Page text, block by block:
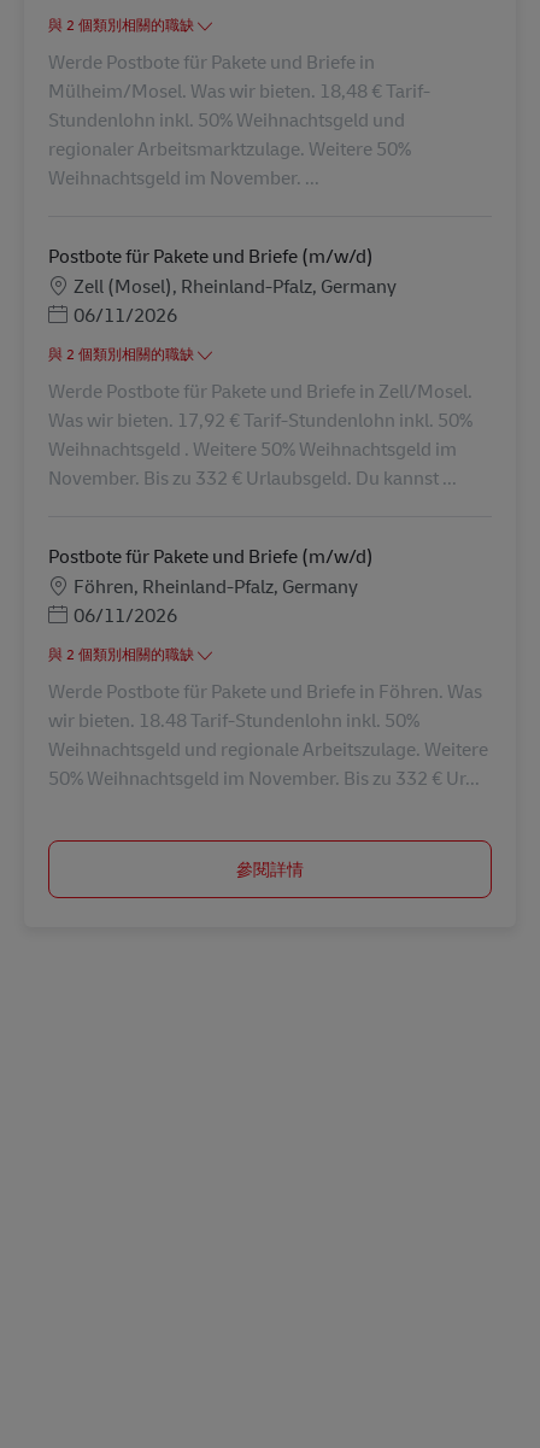
與 2 個類別相關的職缺
Werde Postbote für Pakete und Briefe in
Mülheim/Mosel. Was wir bieten. 18,48 € Tarif-
Stundenlohn inkl. 50% Weihnachtsgeld und
regionaler Arbeitsmarktzulage. Weitere 50%
Weihnachtsgeld im November. ...
Postbote für Pakete und Briefe (m/w/d)
地點Zell (Mosel), Rheinland-Pfalz, Germany
Posted Date
06/11/2026
與 2 個類別相關的職缺
Werde Postbote für Pakete und Briefe in Zell/Mosel.
Was wir bieten. 17,92 € Tarif-Stundenlohn inkl. 50%
Weihnachtsgeld . Weitere 50% Weihnachtsgeld im
November. Bis zu 332 € Urlaubsgeld. Du kannst ...
Postbote für Pakete und Briefe (m/w/d)
地點Föhren, Rheinland-Pfalz, Germany
Posted Date
06/11/2026
與 2 個類別相關的職缺
Werde Postbote für Pakete und Briefe in Föhren. Was
wir bieten. 18.48 Tarif-Stundenlohn inkl. 50%
Weihnachtsgeld und regionale Arbeitszulage. Weitere
50% Weihnachtsgeld im November. Bis zu 332 € Ur...
參閱詳情